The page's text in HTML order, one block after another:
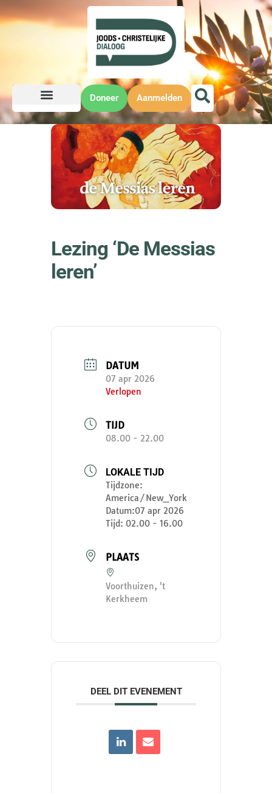
Doneer Aanmelden
Lezing ‘De Messias
leren’
DATUM
07 apr 2026
Verlopen
TIJD
08.00 - 22.00
LOKALE TIJD
Tijdzone:
America/New_York
Datum:07 apr 2026
Tijd: 02.00 - 16.00
PLAATS
Voorthuizen, 't
Kerkheem
DEEL DIT EVENEMENT